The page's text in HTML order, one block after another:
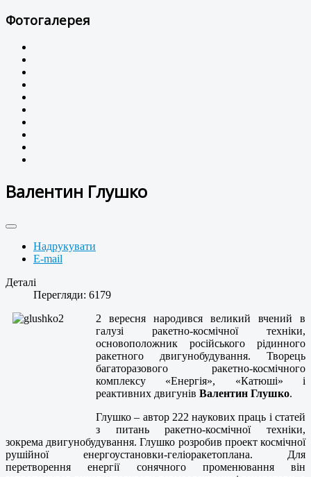
Фотогалерея
Валентин Глушко
Надрукувати
E-mail
Деталі
Перегляди: 6179
2 вересня народився великий вчений в
галузі ракетно-космічної техніки,
основоположник російського рідинного
ракетного двигунобудування. Творець
багаторазового ракетно-космічного
комплексу «Енергія», «Катюші» і
реактивних двигунів Валентин Глушко.
Глушко – автор 222 наукових праць і статей
з питань ракетно-космічної техніки,
зокрема двигунобудування. Глушко розробив проект космічної
рушійної енергоустановки-геліоракетоплана. Для
перетворення енергії сонячного променювання він